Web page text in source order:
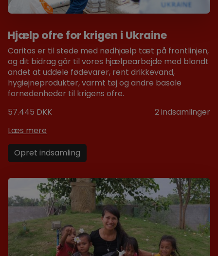
Hjælp ofre for krigen i Ukraine
Caritas er til stede med nødhjælp tæt på frontlinjen,
og dit bidrag går til vores hjælpearbejde med blandt
andet at uddele fødevarer, rent drikkevand,
hygiejneprodukter, varmt tøj og andre basale
fornødenheder til krigens ofre.
57.445 DKK
2indsamlinger
Læs mere
Opret indsamling